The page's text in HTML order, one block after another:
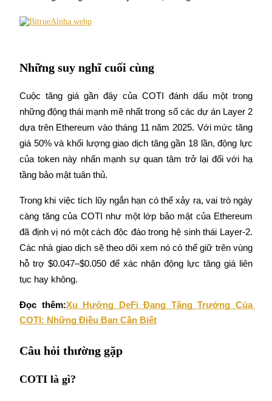
Giới thiệu
Mời một người bạn để nhận phần thưởng tiền mặt
BTC Welcome Rewards
BTC Welcome Rewards
Những suy nghĩ cuối cùng
Cuộc tăng giá gần đây của COTI đánh dấu một trong
những động thái mạnh mẽ nhất trong số các dự án Layer 2
dựa trên Ethereum vào tháng 11 năm 2025. Với mức tăng
giá 50% và khối lượng giao dịch tăng gần 18 lần, động lực
của token này nhấn mạnh sự quan tâm trở lại đối với hạ
tầng bảo mật tuân thủ.
Trong khi việc tích lũy ngắn hạn có thể xảy ra, vai trò ngày
càng tăng của COTI như một lớp bảo mật của Ethereum
đã định vị nó một cách độc đáo trong hệ sinh thái Layer-2.
Các nhà giao dịch sẽ theo dõi xem nó có thể giữ trên vùng
hỗ trợ $0.047–$0.050 để xác nhận động lực tăng giá liên
tục hay không.
Đọc thêm:Xu Hướng DeFi Đang Tăng Trưởng Của
COTI: Những Điều Bạn Cần Biết
Câu hỏi thường gặp
COTI là gì?